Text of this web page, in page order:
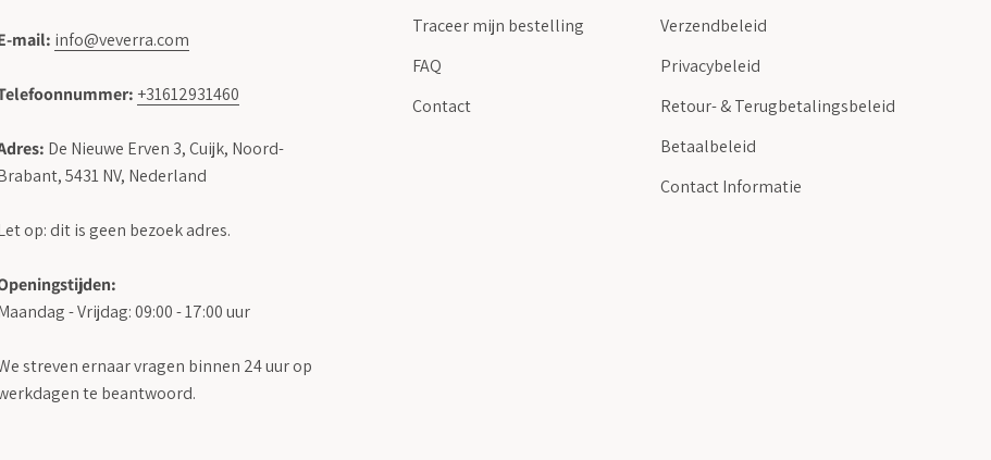
mail: info@veverra.com
+31612931460
De Nieuwe Erven 3, Cuijk, Noord-
5431 NV, Nederland
op: dit is geen bezoek adres.
- Vrijdag: 09:00 - 17:00 uur
streven ernaar vragen binnen 24 uur op
te beantwoord.
Traceer mijn bestelling
FAQ
Contact
Verzendbeleid
Privacybeleid
Retour- & Terugbetalingsbeleid
Betaalbeleid
Contact Informatie